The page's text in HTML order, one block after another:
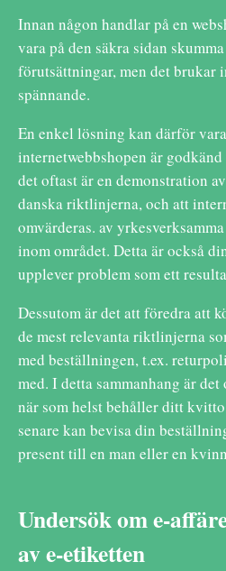
Innan någon handlar på en
vara på den säkra sidan
förutsättningar, men det brukar
spännande.
En enkel lösning kan därför
internetwebbshopen är
det oftast är en demonstration
danska riktlinjerna, och att
omvärderas. av
inom området. Detta är också
upplever problem som ett
Dessutom är det att föredra att
de mest relevanta riktlinjerna
med beställningen, t.ex.
med. I detta sammanhang är
när som helst behåller ditt
senare kan bevisa din
present till en man eller en
Undersök om e-
av e-etiketten